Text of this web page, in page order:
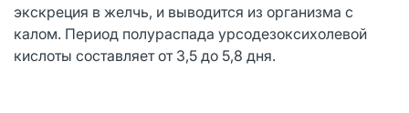
экскреция в желчь, и выводится из организма с
калом. Период полураспада урсодезоксихолевой
кислоты составляет от 3,5 до 5,8 дня.